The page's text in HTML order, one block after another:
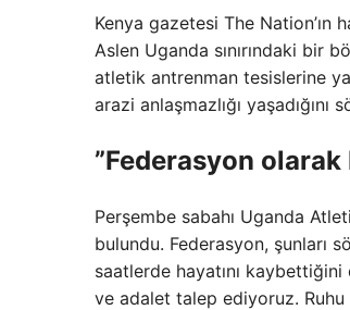
Kenya gazetesi The
Aslen Uganda sınırındaki bir
atletik antrenman tesislerine
arazi anlaşmazlığı yaşadığını
”Federasyon
Perşembe sabahı Uganda
bulundu. Federasyon, şunları
saatlerde hayatını
ve adalet talep ediyoruz. Ruhu